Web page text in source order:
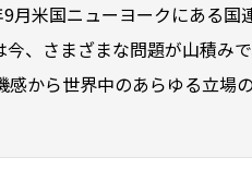
9月米国ニューヨークにある
今、さまざまな問題が山積み
から世界中のあらゆる立場